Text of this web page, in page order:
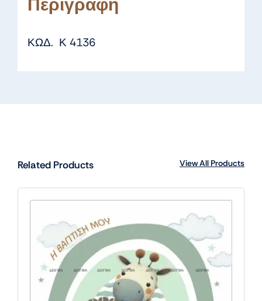
ΚΩΔ. Κ 4136
Related Products View All Products